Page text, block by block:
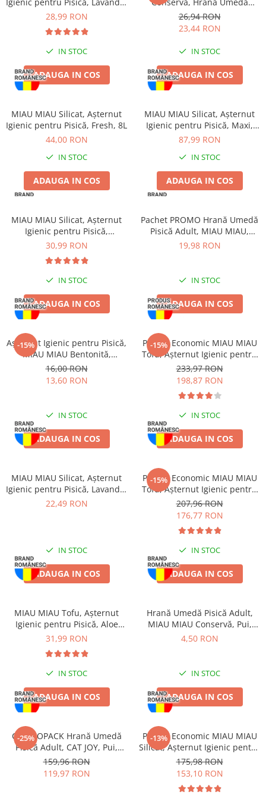
Haine Câini
Zgărzi & Hamuri
5L
28,99 RON
IN STOC
ADAUGA IN COS
Pisică Adult, Pui, 6x415g
26,94 RON
23,44 RON
IN STOC
ADAUGA IN COS
MIAU MIAU Silicat, Așternut
Igienic pentru Pisică, Fresh, 8L
44,00 RON
IN STOC
ADAUGA IN COS
MIAU MIAU Silicat, Așternut
Igienic pentru Pisică, Maxi,
15L
87,99 RON
IN STOC
ADAUGA IN COS
MIAU MIAU Silicat, Așternut
Igienic pentru Pisică,
Clumping, 5L
30,99 RON
IN STOC
ADAUGA IN COS
Pachet PROMO Hrană Umedă
Pisică Adult, MIAU MIAU,
Somon în sos, 12x100g
19,98 RON
IN STOC
ADAUGA IN COS
-15%
Așternut Igienic pentru Pisică,
MIAU MIAU Bentonită,
Lavandă, 5kg
16,00 RON
13,60 RON
IN STOC
ADAUGA IN COS
-15%
Pachet Economic MIAU MIAU
Tofu, Așternut Igienic pentru
Pisică, Maxi, Vanilie, 3x15L
233,97 RON
198,87 RON
IN STOC
ADAUGA IN COS
MIAU MIAU Silicat, Așternut
Igienic pentru Pisică, Lavandă,
3.8L
22,49 RON
IN STOC
ADAUGA IN COS
-15%
Pachet Economic MIAU MIAU
Tofu, Așternut Igienic pentru
Pisică, Fresh, 4x10L
207,96 RON
176,77 RON
IN STOC
ADAUGA IN COS
MIAU MIAU Tofu, Așternut
Igienic pentru Pisică, Aloe
Vera, 6L
31,99 RON
IN STOC
ADAUGA IN COS
Hrană Umedă Pisică Adult,
MIAU MIAU Conservă, Pui,
415g
4,50 RON
IN STOC
ADAUGA IN COS
-25%
COMBOPACK Hrană Umedă
Pisică Adult, CAT JOY, Pui,
Vită, Curcan și Somon, 96x85g
159,96 RON
119,97 RON
-13%
Pachet Economic MIAU MIAU
Silicat, Așternut Igienic pentru
Pisică, Maxi, 2x15L
175,98 RON
153,10 RON